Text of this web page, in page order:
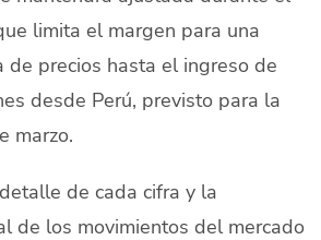
limita el margen para una
de precios hasta el ingreso de
desde Perú, previsto para la
marzo.
de cada cifra y la
de los movimientos del mercado